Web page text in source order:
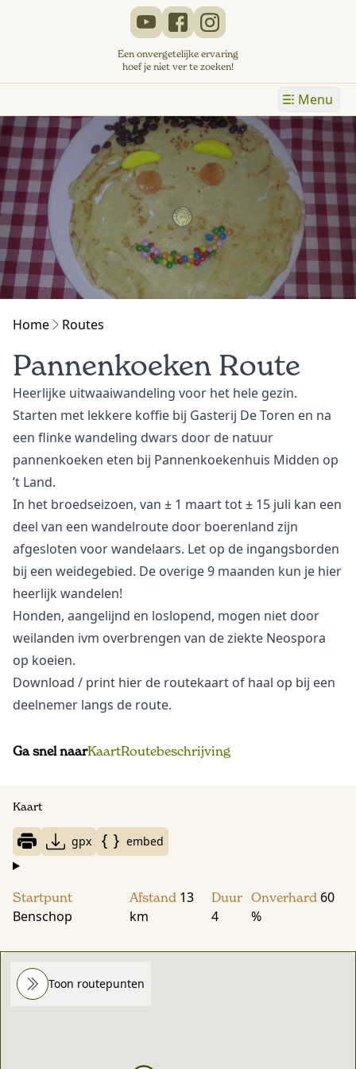
Een onvergetelijke ervaring
hoef je niet ver te zoeken!
Menu
Home Routes
Pannenkoeken Route
Heerlijke uitwaaiwandeling voor het hele gezin.
Starten met lekkere koffie bij Gasterij De Toren en na
een flinke wandeling dwars door de natuur
pannenkoeken eten bij Pannenkoekenhuis Midden op
’t Land.
In het broedseizoen, van ± 1 maart tot ± 15 juli kan een
deel van een wandelroute door boerenland zijn
afgesloten voor wandelaars. Let op de ingangsborden
bij een weidegebied. De overige 9 maanden kun je hier
heerlijk wandelen!
Honden, aangelijnd en loslopend, mogen niet door
weilanden ivm overbrengen van de ziekte Neospora
op koeien.
Download / print hier de routekaart of haal op bij een
deelnemer langs de route.
Ga snel naarKaartRoutebeschrijving
Kaart
gpx embed
Startpunt
Benschop
Afstand13
km
Duur
4
Onverhard60
%
Toon routepunten